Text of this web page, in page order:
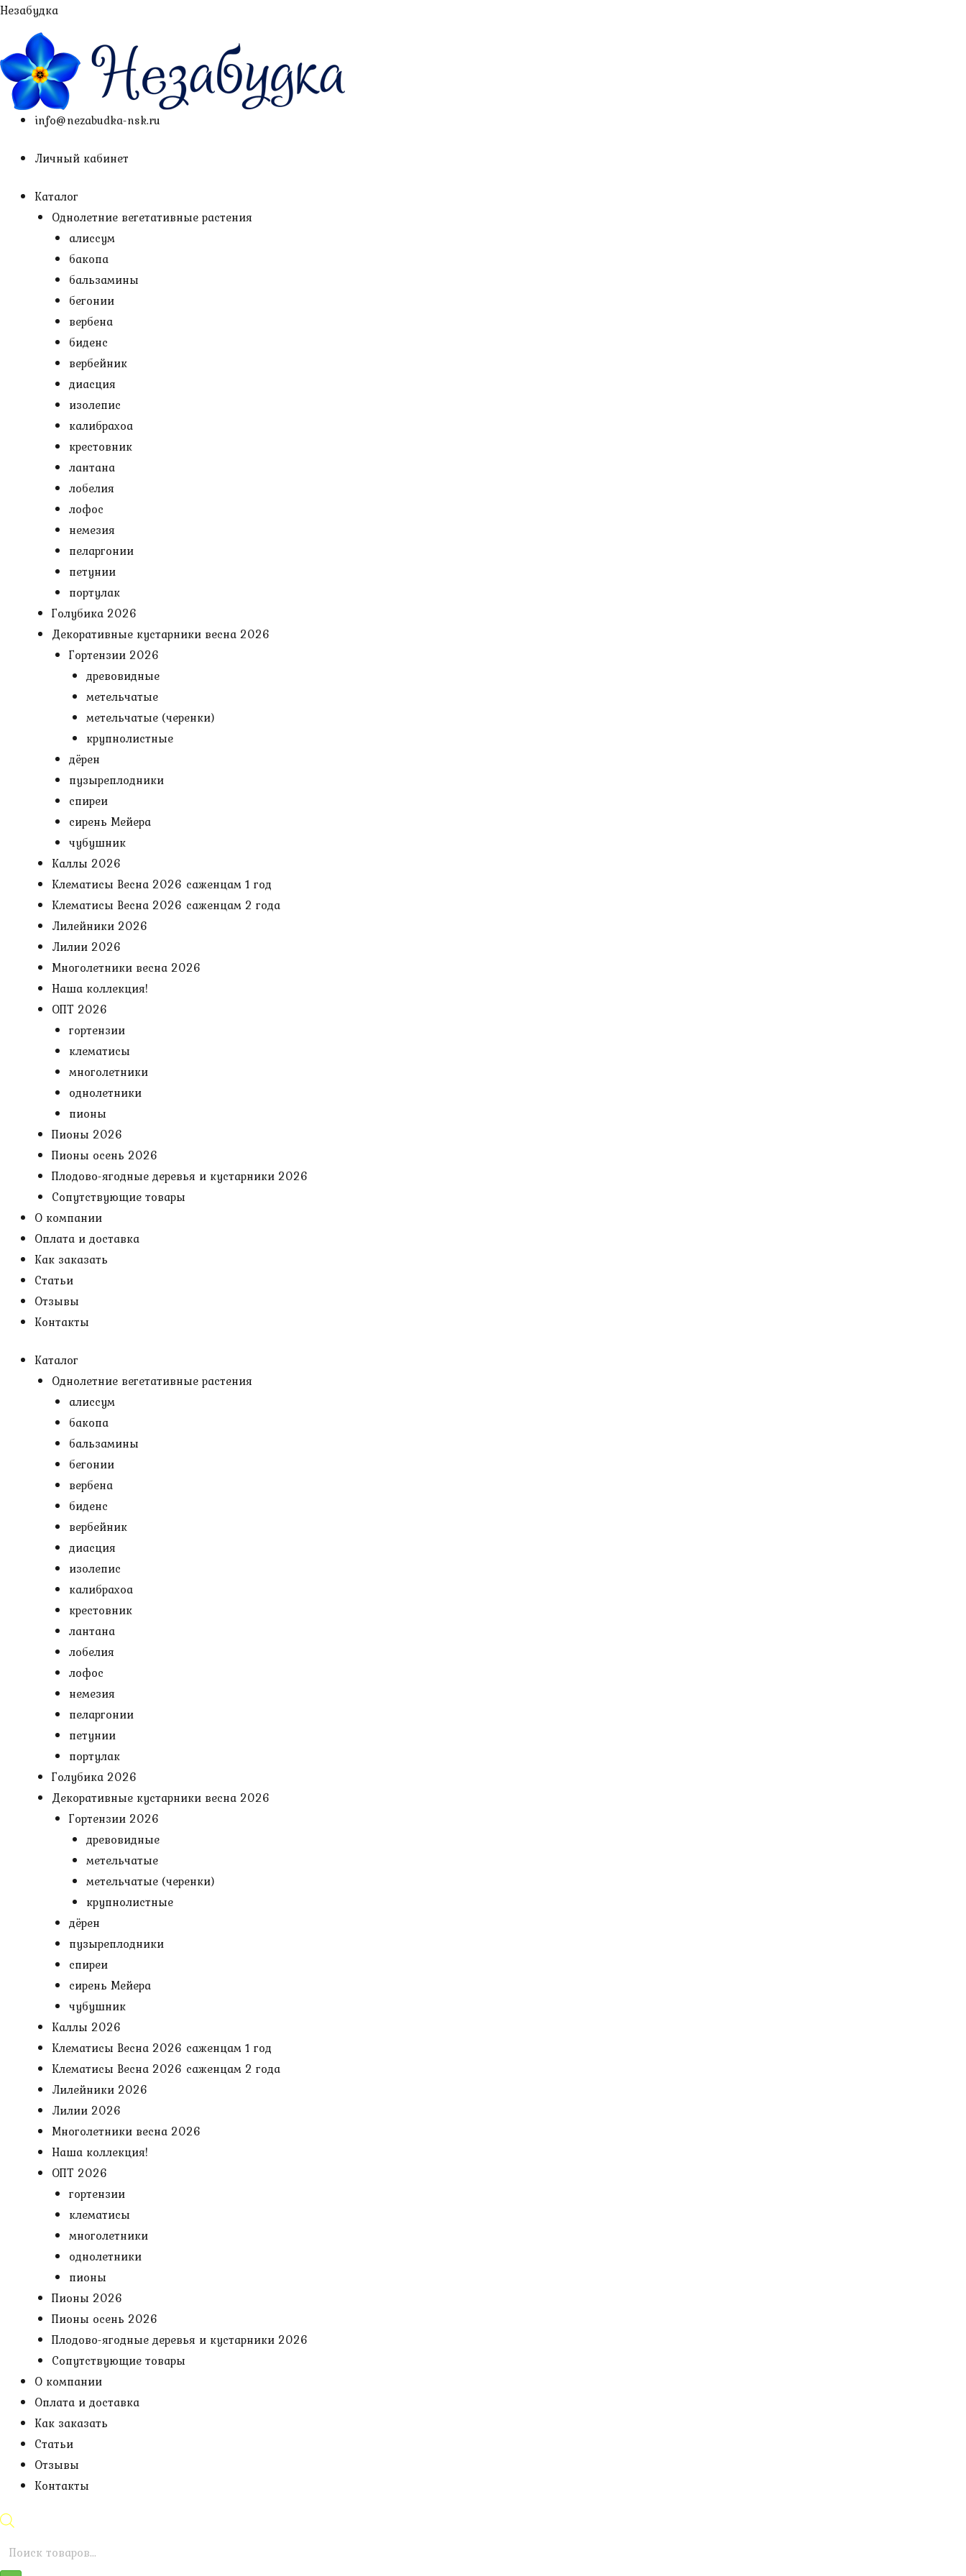
Перейти
содержимому
Незабудка
info@nezabudka-nsk.ru
Личный кабинет
Каталог
Однолетние вегетативные растения
алиссум
бакопа
бальзамины
бегонии
вербена
биденс
вербейник
диасция
изолепис
калибрахоа
крестовник
лантана
лобелия
лофос
немезия
пеларгонии
петунии
портулак
Голубика 2026
Декоративные кустарники весна 2026
Гортензии 2026
древовидные
метельчатые
метельчатые (черенки)
крупнолистные
дёрен
пузыреплодники
спиреи
сирень Мейера
чубушник
Каллы 2026
Клематисы Весна 2026 саженцам 1 год
Клематисы Весна 2026 саженцам 2 года
Лилейники 2026
Лилии 2026
Многолетники весна 2026
Наша коллекция!
ОПТ 2026
гортензии
клематисы
многолетники
однолетники
пионы
Пионы 2026
Пионы осень 2026
Плодово-ягодные деревья и кустарники 2026
Сопутствующие товары
О компании
Оплата и доставка
Как заказать
Статьи
Отзывы
Контакты
Каталог
Однолетние вегетативные растения
алиссум
бакопа
бальзамины
бегонии
вербена
биденс
вербейник
диасция
изолепис
калибрахоа
крестовник
лантана
лобелия
лофос
немезия
пеларгонии
петунии
портулак
Голубика 2026
Декоративные кустарники весна 2026
Гортензии 2026
древовидные
метельчатые
метельчатые (черенки)
крупнолистные
дёрен
пузыреплодники
спиреи
сирень Мейера
чубушник
Каллы 2026
Клематисы Весна 2026 саженцам 1 год
Клематисы Весна 2026 саженцам 2 года
Лилейники 2026
Лилии 2026
Многолетники весна 2026
Наша коллекция!
ОПТ 2026
гортензии
клематисы
многолетники
однолетники
пионы
Пионы 2026
Пионы осень 2026
Плодово-ягодные деревья и кустарники 2026
Сопутствующие товары
О компании
Оплата и доставка
Как заказать
Статьи
Отзывы
Контакты
Поиск